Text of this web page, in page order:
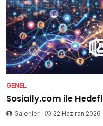
GENEL
Sosially.com ile
Galerileri 22 Haziran 2026